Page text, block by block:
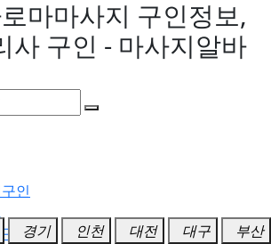
마마사지 구인정보,
사 구인 - 마사지알바
인
구인경기 인천 대전 대구
부산